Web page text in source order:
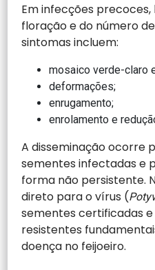
Em infecções
floração e do número
sintomas incluem:
mosaico verde-claro
deformações;
enrugamento;
enrolamento e
A disseminação ocorre
sementes infectadas e
forma não persistente.
direto para o vírus (
sementes certificadas
resistentes
doença no feijoeiro.